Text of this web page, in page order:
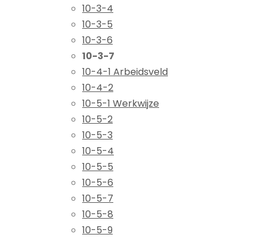
10-3-4
10-3-5
10-3-6
10-3-7
10-4-1 Arbeidsveld
10-4-2
10-5-1 Werkwijze
10-5-2
10-5-3
10-5-4
10-5-5
10-5-6
10-5-7
10-5-8
10-5-9